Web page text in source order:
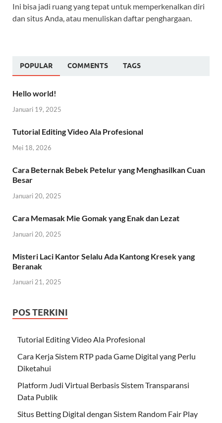
Ini bisa jadi ruang yang tepat untuk memperkenalkan diri
dan situs Anda, atau menuliskan daftar penghargaan.
POPULAR COMMENTS TAGS
Hello world!
Januari 19, 2025
Tutorial Editing Video Ala Profesional
Mei 18, 2026
Cara Beternak Bebek Petelur yang Menghasilkan Cuan
Besar
Januari 20, 2025
Cara Memasak Mie Gomak yang Enak dan Lezat
Januari 20, 2025
Misteri Laci Kantor Selalu Ada Kantong Kresek yang
Beranak
Januari 21, 2025
POS TERKINI
Tutorial Editing Video Ala Profesional
Cara Kerja Sistem RTP pada Game Digital yang Perlu
Diketahui
Platform Judi Virtual Berbasis Sistem Transparansi
Data Publik
Situs Betting Digital dengan Sistem Random Fair Play